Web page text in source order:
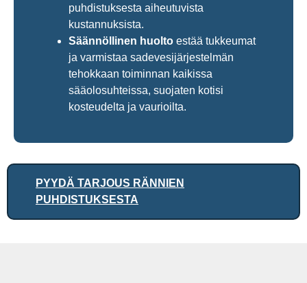
puhdistuksesta aiheutuvista
kustannuksista.
Säännöllinen huolto estää tukkeumat
ja varmistaa sadevesijärjestelmän
tehokkaan toiminnan kaikissa
sääolosuhteissa, suojaten kotisi
kosteudelta ja vaurioilta.
PYYDÄ TARJOUS RÄNNIEN
PUHDISTUKSESTA